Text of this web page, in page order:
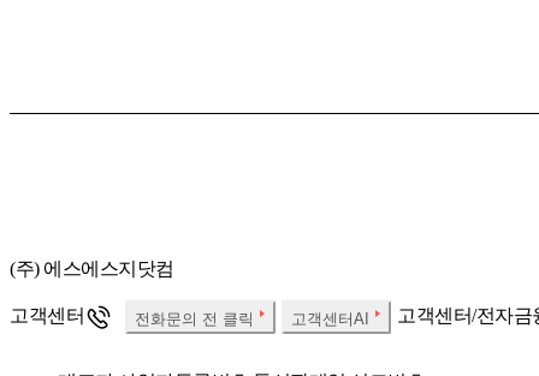
(주) 에스에스지닷컴
고객센터 전화문의 전 클릭 고객센터AI 고객센터/전자금